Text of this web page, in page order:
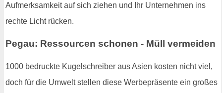
Aufmerksamkeit auf sich ziehen und Ihr Unternehmen ins
rechte Licht rücken.
Pegau: Ressourcen schonen - Müll vermeiden
1000 bedruckte Kugelschreiber aus Asien kosten nicht viel,
doch für die Umwelt stellen diese Werbepräsente ein großes